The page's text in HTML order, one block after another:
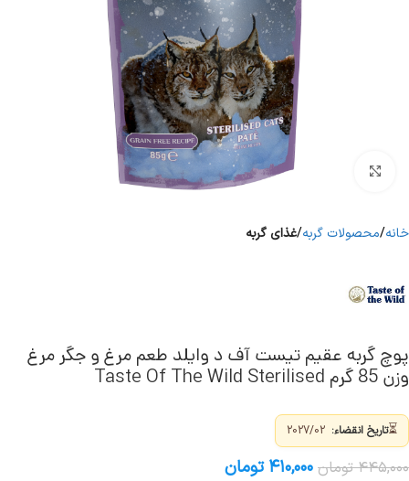
برای بزرگنمایی کلیک کنید
خانه محصولات گربه غذای گربه
پوچ گربه عقیم تیست آف د وایلد طعم مرغ و جگر مرغ
وزن 85 گرم Taste Of The Wild Sterilised
⏳تاریخ انقضاء:
۴۴۵,۰۰۰ تومان ۴۱۰,۰۰۰ تومان